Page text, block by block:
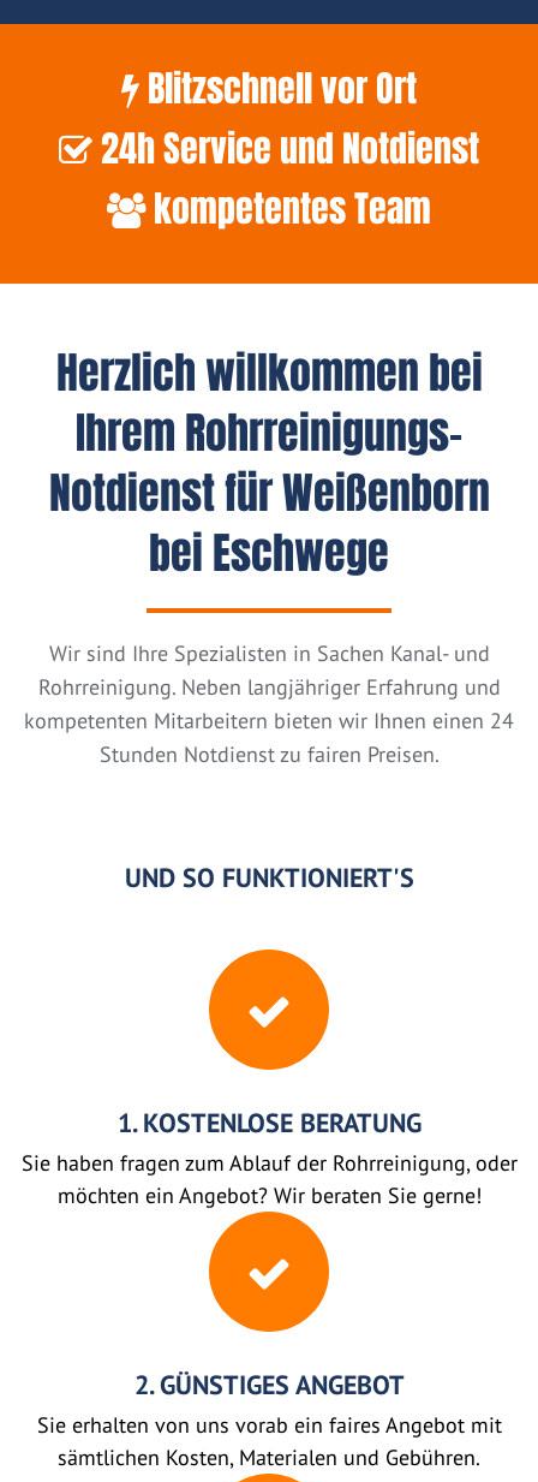
Blitzschnell vor Ort
24h Service und Notdienst
kompetentes Team
Herzlich willkommen bei
Ihrem Rohrreinigungs-
Notdienst für Weißenborn
bei Eschwege
Wir sind Ihre Spezialisten in Sachen Kanal- und
Rohrreinigung. Neben langjähriger Erfahrung und
kompetenten Mitarbeitern bieten wir Ihnen einen 24
Stunden Notdienst zu fairen Preisen.
UND SO FUNKTIONIERT'S
1. KOSTENLOSE BERATUNG
Sie haben fragen zum Ablauf der Rohrreinigung, oder
möchten ein Angebot? Wir beraten Sie gerne!
2. GÜNSTIGES ANGEBOT
Sie erhalten von uns vorab ein faires Angebot mit
sämtlichen Kosten, Materialen und Gebühren.